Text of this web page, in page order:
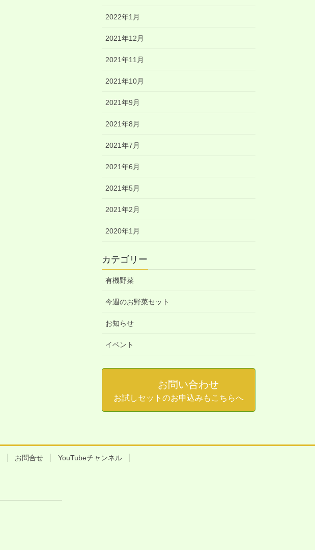
2022年1月
2021年12月
2021年11月
2021年10月
2021年9月
2021年8月
2021年7月
2021年6月
2021年5月
2021年2月
2020年1月
カテゴリー
有機野菜
今週のお野菜セット
お知らせ
イベント
お問い合わせ
お試しセットのお申込みもこちらへ
お問合せ YouTubeチャンネル